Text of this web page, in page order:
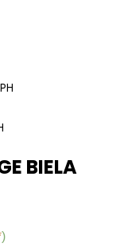
BIELA
)